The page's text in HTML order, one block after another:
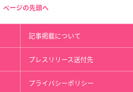
ページの先頭へ
記事掲載について
プレスリリース送付先
プライバシーポリシー